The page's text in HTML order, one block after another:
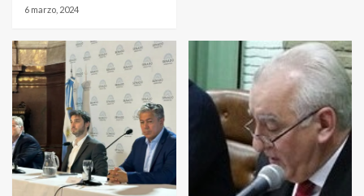
6 marzo, 2024
3
protagonistas del fatal accidente
en la mañana del lunes
4
Accidente en Ruta 5: falleció un
joven de Trenque Lauquen